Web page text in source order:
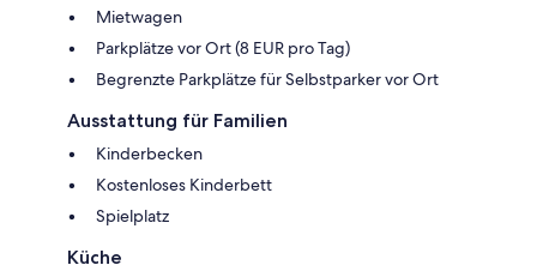
Mietwagen
Parkplätze vor Ort (8 EUR pro Tag)
Begrenzte Parkplätze für Selbstparker vor Ort
Ausstattung für Familien
Kinderbecken
Kostenloses Kinderbett
Spielplatz
Küche